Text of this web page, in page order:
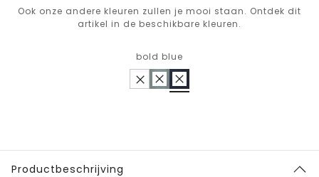
Ook onze andere kleuren zullen je mooi staan. Ontdek dit
artikel in de beschikbare kleuren.
bold blue
Productbeschrijving